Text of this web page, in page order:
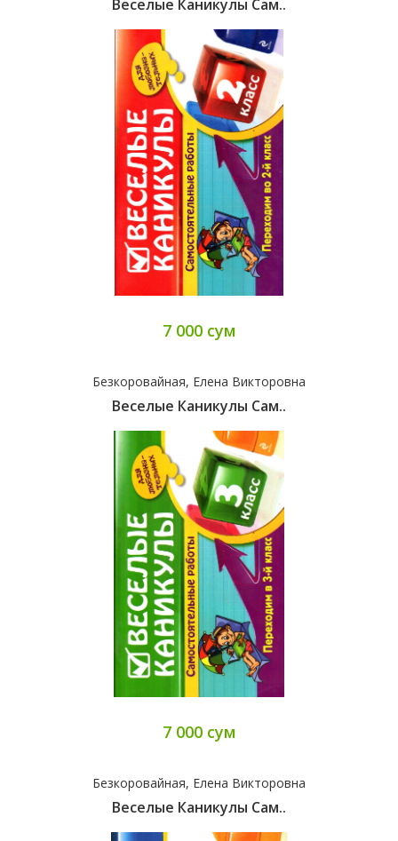
Веселые Каникулы Сам..
7 000 сум
Безкоровайная, Елена Викторовна
Веселые Каникулы Сам..
7 000 сум
Безкоровайная, Елена Викторовна
Веселые Каникулы Сам..